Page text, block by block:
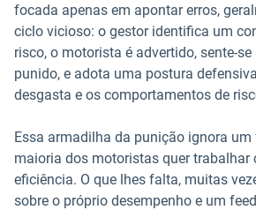
focada apenas em apontar erros,
ciclo vicioso: o gestor identifica um
risco, o motorista é advertido, sente-
punido, e adota uma postura
desgasta e os comportamentos de
Essa armadilha da punição ignora
maioria dos motoristas quer trabalhar
eficiência. O que lhes falta, muitas
sobre o próprio desempenho e um